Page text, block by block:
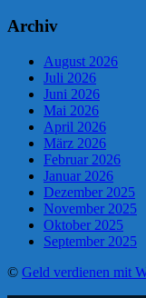
Archiv
August 2026
Juli 2026
Juni 2026
Mai 2026
April 2026
März 2026
Februar 2026
Januar 2026
Dezember 2025
November 2025
Oktober 2025
September 2025
© Geld verdienen mit